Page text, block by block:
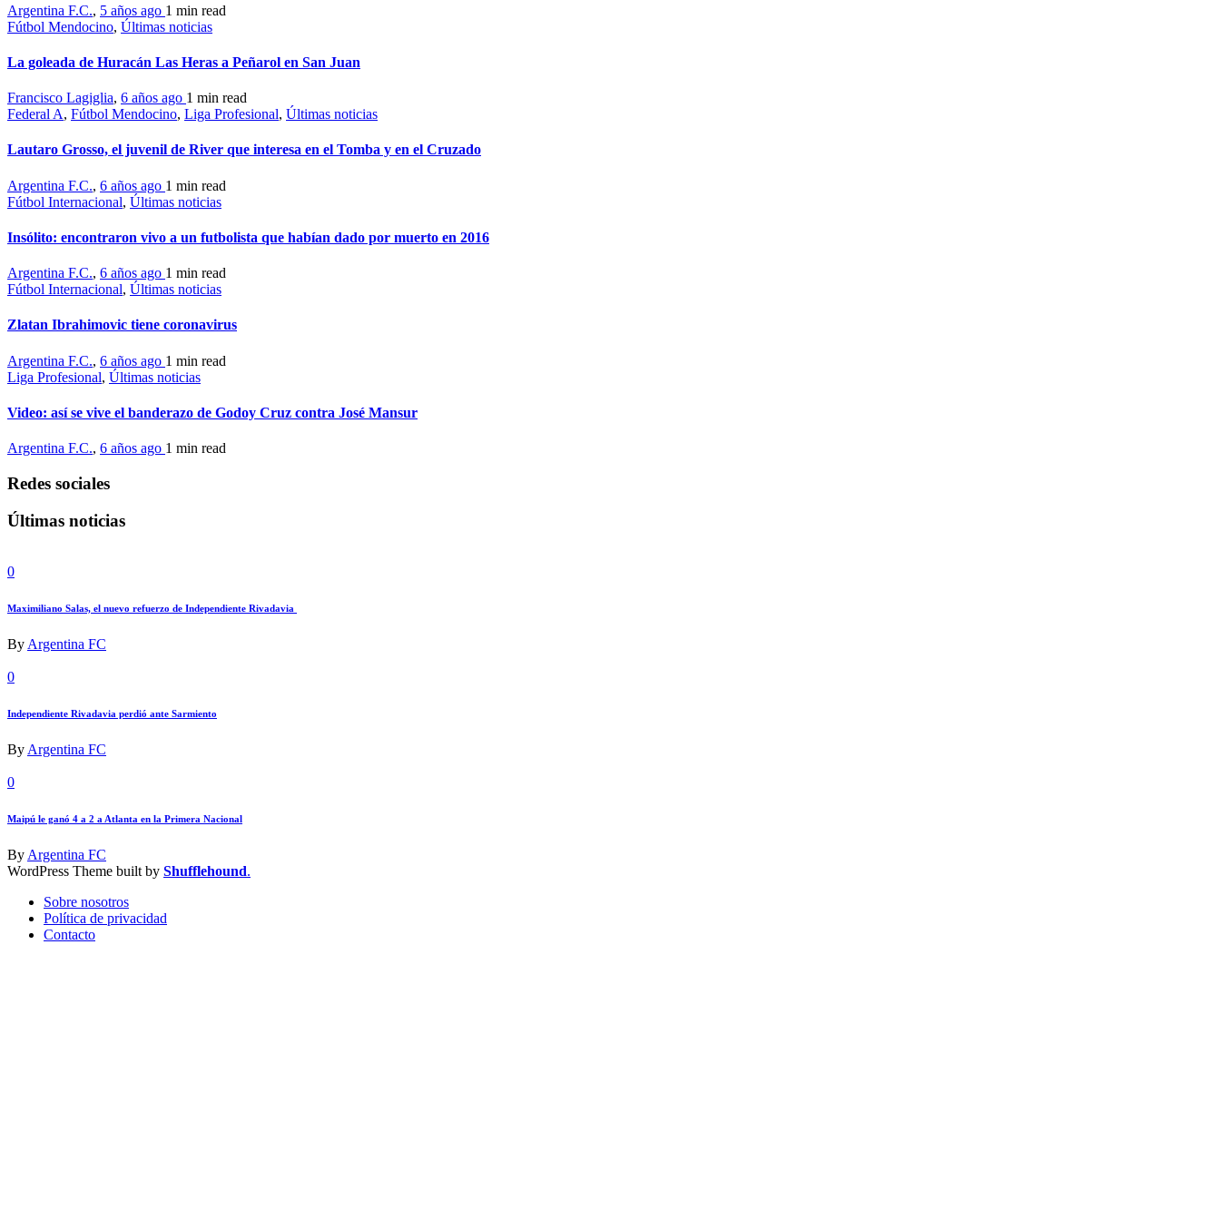
Argentina F.C., 5 años ago 1 min read
Fútbol Mendocino, Últimas noticias
La goleada de Huracán Las Heras a Peñarol en San Juan
Francisco Lagiglia, 6 años ago 1 min read
Federal A, Fútbol Mendocino, Liga Profesional, Últimas noticias
Lautaro Grosso, el juvenil de River que interesa en el Tomba y en el Cruzado
Argentina F.C., 6 años ago 1 min read
Fútbol Internacional, Últimas noticias
Insólito: encontraron vivo a un futbolista que habían dado por muerto en 2016
Argentina F.C., 6 años ago 1 min read
Fútbol Internacional, Últimas noticias
Zlatan Ibrahimovic tiene coronavirus
Argentina F.C., 6 años ago 1 min read
Liga Profesional, Últimas noticias
Video: así se vive el banderazo de Godoy Cruz contra José Mansur
Argentina F.C., 6 años ago 1 min read
Redes sociales
Últimas noticias
0
Maximiliano Salas, el nuevo refuerzo de Independiente Rivadavia
By Argentina FC
0
Independiente Rivadavia perdió ante Sarmiento
By Argentina FC
0
Maipú le ganó 4 a 2 a Atlanta en la Primera Nacional
By Argentina FC
WordPress Theme built by Shufflehound.
Sobre nosotros
Política de privacidad
Contacto